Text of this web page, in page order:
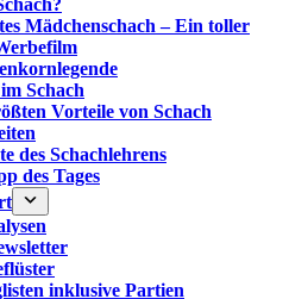
Mädchenschach – Ein toller
Schach
Vorteile von Schach‎
des Schachlehrens
des Tages
inklusive Partien